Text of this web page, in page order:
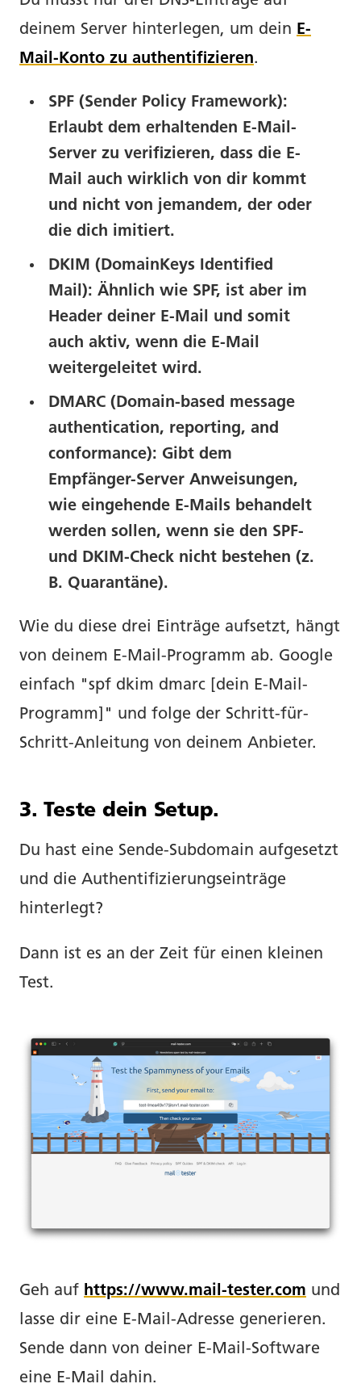
Newsletter.
Prompts.
deinem Server hinterlegen, um dein E-
Mail-Konto zu authentifizieren.
SPF (Sender Policy Framework):
Erlaubt dem erhaltenden E-Mail-
Server zu verifizieren, dass die E-
Mail auch wirklich von dir kommt
und nicht von jemandem, der oder
die dich imitiert.
DKIM (DomainKeys Identified
Mail): Ähnlich wie SPF, ist aber im
Header deiner E-Mail und somit
auch aktiv, wenn die E-Mail
weitergeleitet wird.
DMARC (Domain-based message
authentication, reporting, and
conformance): Gibt dem
Empfänger-Server Anweisungen,
wie eingehende E-Mails behandelt
werden sollen, wenn sie den SPF-
und DKIM-Check nicht bestehen (z.
B. Quarantäne).
Wie du diese drei Einträge aufsetzt, hängt
von deinem E-Mail-Programm ab. Google
einfach "spf dkim dmarc [dein E-Mail-
Programm]" und folge der Schritt-für-
Schritt-Anleitung von deinem Anbieter.
3. Teste dein Setup.
Du hast eine Sende-Subdomain aufgesetzt
und die Authentifizierungseinträge
hinterlegt?
Dann ist es an der Zeit für einen kleinen
Test.
Geh auf https://www.mail-tester.com und
lasse dir eine E-Mail-Adresse generieren.
Sende dann von deiner E-Mail-Software
eine E-Mail dahin.